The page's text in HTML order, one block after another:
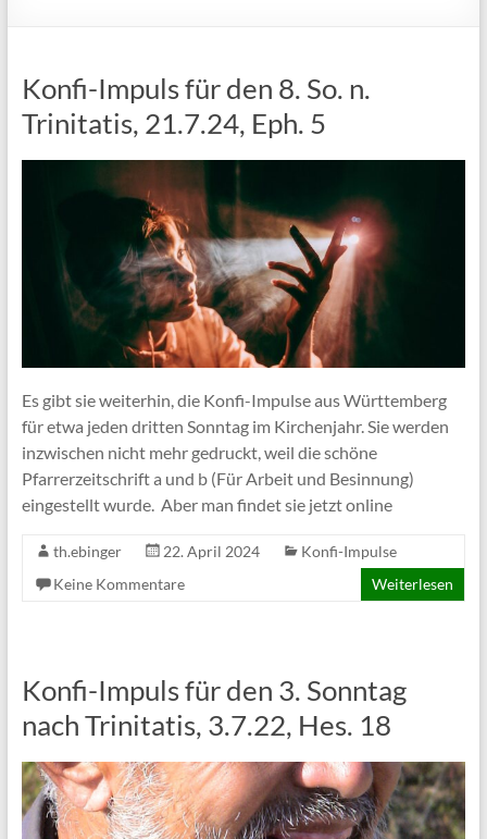
Konfi-Impuls für den 8. So. n.
Trinitatis, 21.7.24, Eph. 5
Es gibt sie weiterhin, die Konfi-Impulse aus Württemberg
für etwa jeden dritten Sonntag im Kirchenjahr. Sie werden
inzwischen nicht mehr gedruckt, weil die schöne
Pfarrerzeitschrift a und b (Für Arbeit und Besinnung)
eingestellt wurde. Aber man findet sie jetzt online
th.ebinger 22. April 2024
Konfi-Impulse
Keine Kommentare
Weiterlesen
Konfi-Impuls für den 3. Sonntag
nach Trinitatis, 3.7.22, Hes. 18